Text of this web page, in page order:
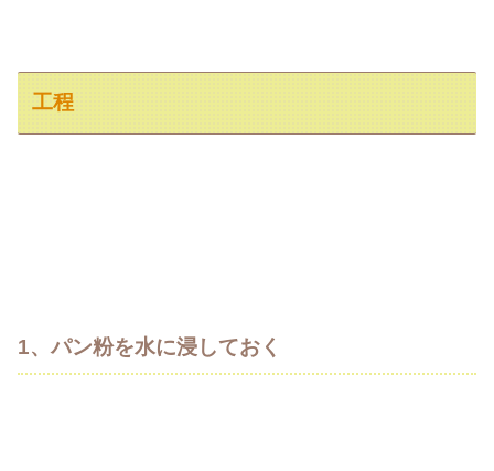
工程
1、パン粉を水に浸しておく